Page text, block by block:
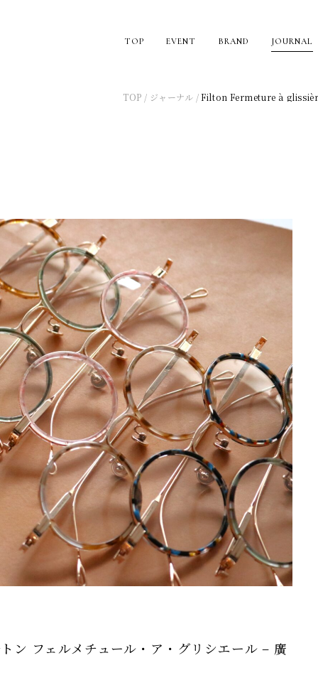
TOP EVENT BRAND JOURNAL
TOP ジャーナル Filton Fermeture à
フェルメチュール・ア・グリシエール – 廣